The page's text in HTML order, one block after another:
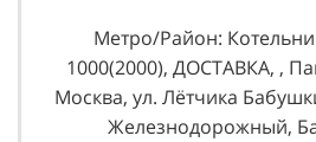
Метро/Район:
1000(2000), ДОСТАВКА, ,
Москва, ул. Лётчика
Железнодорожный,